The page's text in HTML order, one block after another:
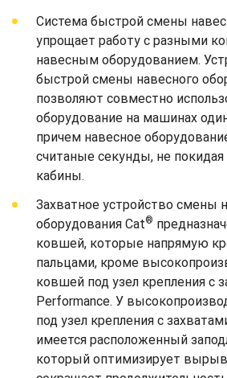
Система быстрой смены
упрощает работу с разными
навесным оборудованием.
быстрой смены навесного
позволяют совместно
оборудование на машинах
причем навесное
считаные секунды, не покидая
кабины.
Захватное устройство смены
оборудования Cat®
ковшей, которые напрямую
пальцами, кроме
ковшей под узел крепления с
Performance. У
под узел крепления с
имеется расположенный
который оптимизирует